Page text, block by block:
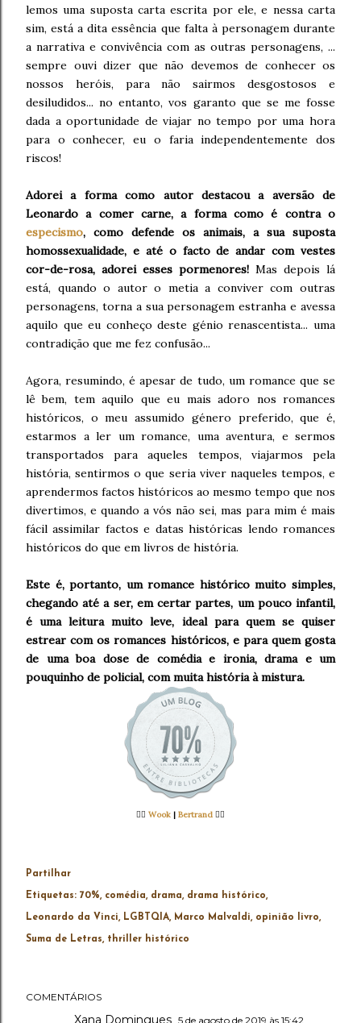
lemos uma suposta carta escrita por ele, e nessa carta
sim, está a dita essência que falta à personagem durante
a narrativa e convivência com as outras personagens, ...
sempre ouvi dizer que não devemos de conhecer os
nossos heróis, para não sairmos desgostosos e
desiludidos... no entanto, vos garanto que se me fosse
dada a oportunidade de viajar no tempo por uma hora
para o conhecer, eu o faria independentemente dos
riscos!
Adorei a forma como autor destacou a aversão de
Leonardo a comer carne, a forma como é contra o
especismo, como defende os animais, a sua suposta
homossexualidade, e até o facto de andar com vestes
cor-de-rosa, adorei esses pormenores! Mas depois lá
está, quando o autor o metia a conviver com outras
personagens, torna a sua personagem estranha e avessa
aquilo que eu conheço deste génio renascentista... uma
contradição que me fez confusão...
Agora, resumindo, é apesar de tudo, um romance que se
lê bem, tem aquilo que eu mais adoro nos romances
históricos, o meu assumido género preferido, que é,
estarmos a ler um romance, uma aventura, e sermos
transportados para aqueles tempos, viajarmos pela
história, sentirmos o que seria viver naqueles tempos, e
aprendermos factos históricos ao mesmo tempo que nos
divertimos, e quando a vós não sei, mas para mim é mais
fácil assimilar factos e datas históricas lendo romances
históricos do que em livros de história.
Este é, portanto, um romance histórico muito simples,
chegando até a ser, em certar partes, um pouco infantil,
é uma leitura muito leve, ideal para quem se quiser
estrear com os romances históricos, e para quem gosta
de uma boa dose de comédia e ironia, drama e um
pouquinho de policial, com muita história à mistura.
👉🏻 Wook | Bertrand 👈🏻
Partilhar
Etiquetas: 70% comédia drama drama histórico
Leonardo da Vinci LGBTQIA Marco Malvaldi opinião livro
Suma de Letras thriller histórico
COMENTÁRIOS
Xana Domingues 5 de agosto de 2019 às 15:42